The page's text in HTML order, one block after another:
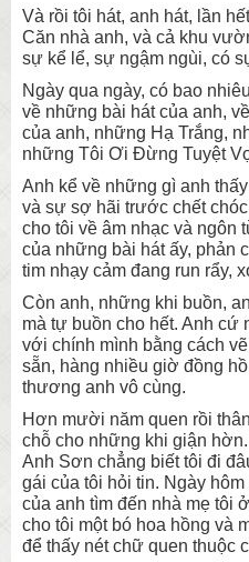
Và rồi tôi hát, anh hát, lần
Căn nhà anh, và cả khu
sự kể lể, sự ngậm ngùi, có
Ngày qua ngày, có bao
về những bài hát của anh,
của anh, những Hạ Trắng,
những Tôi Ơi Đừng Tuyệt
Anh kể về những gì anh
và sự sợ hãi trước chết
cho tôi về âm nhạc và ngôn
của những bài hát ấy, phản
tim nhạy cảm đang run rẩy,
Còn anh, những khi buồn,
mà tự buồn cho hết. Anh cứ
với chính mình bằng cách
sẵn, hàng nhiều giờ đồng
thương anh vô cùng.
Hơn mười năm quen rồi
chỗ cho những khi giận
Anh Sơn chẳng biết tôi đi
gái của tôi hỏi tin. Ngày
của anh tìm đến nhà mẹ tôi
cho tôi một bó hoa hồng và
để thấy nét chữ quen thuộc